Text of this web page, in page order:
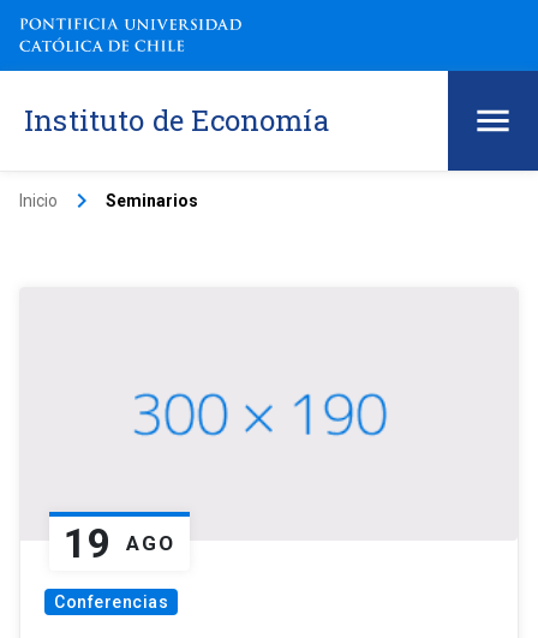
Instituto de Economía
Inicio keyboard_arrow_right Seminarios
19 AGO
Conferencias